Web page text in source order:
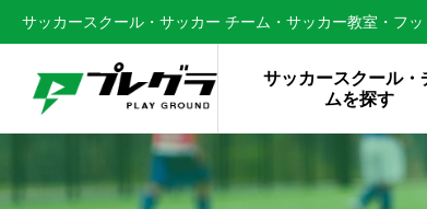
サッカースクール・サッカー チーム・サッカー教室・フ
サッカースクール・
ムを探す